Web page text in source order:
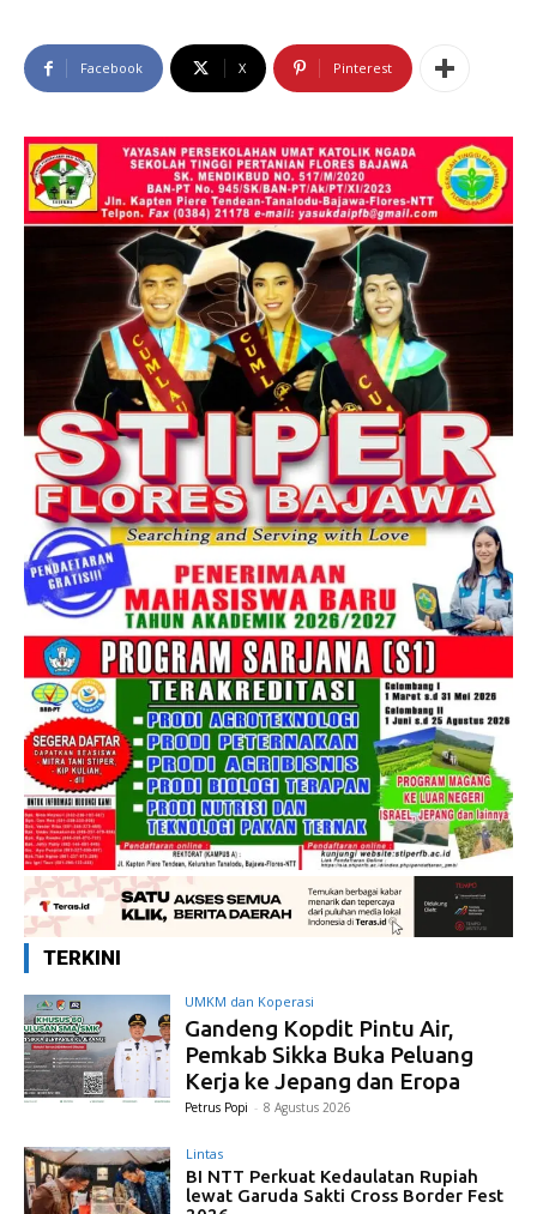
Facebook X Pinterest
TERKINI
UMKM dan Koperasi
Gandeng Kopdit Pintu Air,
Pemkab Sikka Buka Peluang
Kerja ke Jepang dan Eropa
Petrus Popi - 8 Agustus 2026
Lintas
BI NTT Perkuat Kedaulatan Rupiah
lewat Garuda Sakti Cross Border Fest